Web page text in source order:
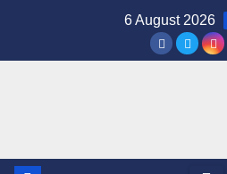
6 August 2026